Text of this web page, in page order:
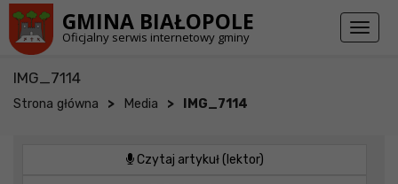
GMINA BIAŁOPOLE
Oficjalny serwis internetowy gminy
Toggle
IMG_7114
Strona główna > Media > IMG_7114
Czytaj artykuł (lektor)